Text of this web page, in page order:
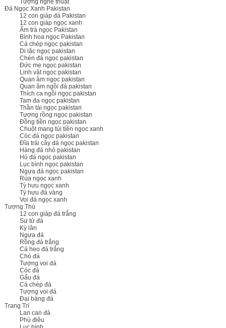
Tượng nghệ thuật
Đá Ngọc Xanh Pakistan
12 con giáp đá Pakistan
12 con giáp ngọc xanh
Ấm trà ngọc Pakistan
Bình hoa ngọc Pakistan
Cá chép ngọc pakistan
Di lặc ngọc pakistan
Chén đá ngọc pakistan
Đức mẹ ngọc pakistan
Linh vật ngọc pakistan
Quan âm ngọc pakistan
Quan âm ngồi đá pakistan
Thích ca ngồi ngọc pakistan
Tam đa ngọc pakistan
Thần tài ngọc pakistan
Tượng rồng ngọc pakistan
Đồng tiền ngọc pakistan
Chuột mang túi tiền ngọc xanh
Cóc đá ngọc pakistan
Đĩa trái cây đá ngọc pakistan
Hàng đá nhỏ pakistan
Hủ đá ngọc pakistan
Lục bình ngọc pakistan
Ngựa đá ngọc pakistan
Rùa ngọc xanh
Tỳ hưu ngọc xanh
Tỳ hưu đá vàng
Voi đá ngọc xanh
Tượng Thú
12 con giáp đá trắng
Sư tử đá
Kỳ lân
Ngựa đá
Rồng đá trắng
Cá heo đá trắng
Chó đá
Tượng voi đá
Cóc đá
Gấu đá
Cá chép đá
Tượng voi đá
Đại bàng đá
Trang Trí
Lan can đá
Phù điêu